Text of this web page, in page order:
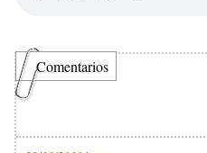
Comentarios